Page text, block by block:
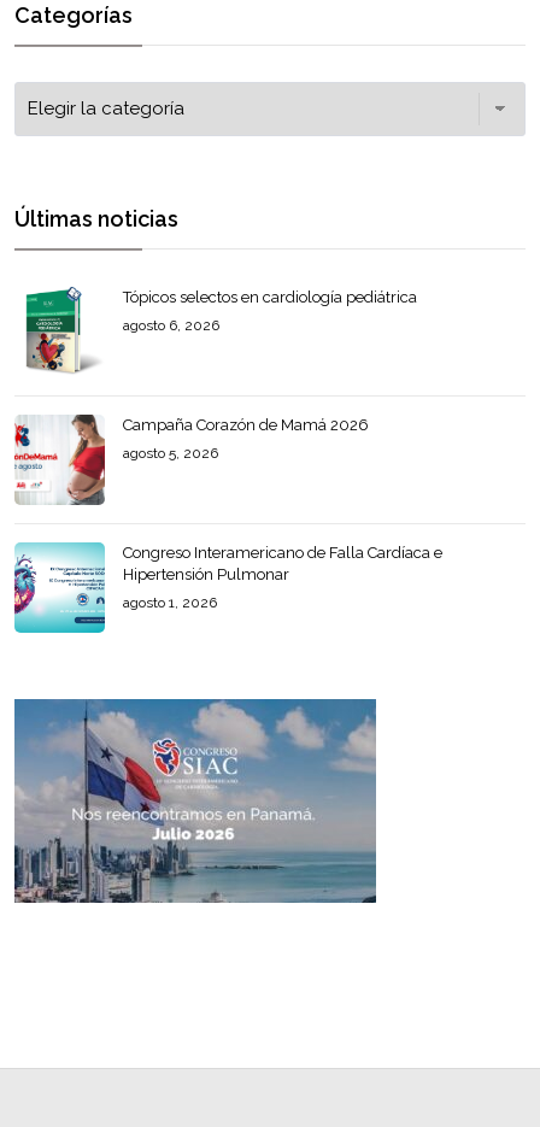
Categorías
Últimas noticias
Tópicos selectos en cardiología pediátrica
agosto 6, 2026
Campaña Corazón de Mamá 2026
agosto 5, 2026
Congreso Interamericano de Falla Cardíaca e
Hipertensión Pulmonar
agosto 1, 2026